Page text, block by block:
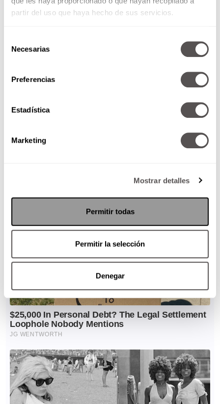
partir del uso que haya hecho de sus servicios.
Necesarias
Preferencias
Estadística
Marketing
Mostrar detalles
Permitir todas
Permitir la selección
Denegar